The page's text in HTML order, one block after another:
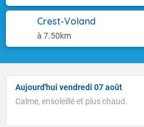
Crest-Voland
à 7.50km
Aujourd'hui vendredi 07 août
Calme, ensoleillé et plus chaud.